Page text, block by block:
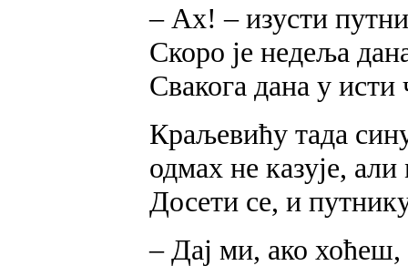
– Ах! – изусти
Скоро је недеља
Свакога дана у
Краљевићу тада
одмах не казује,
Досети се, и
– Дај ми, ако хоћеш,